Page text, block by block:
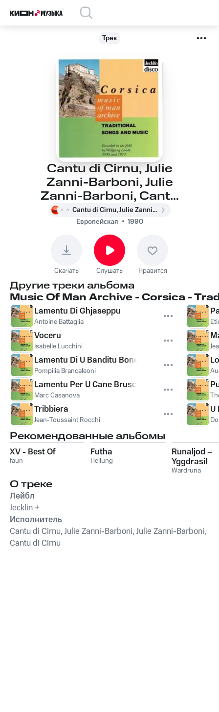
Трек
Cantu di Cirnu, Julie
Zanni-Barboni, Julie
Zanni-Barboni, Cantu
di Cirnu - Filastrocche
Cantu di Cirnu, Julie Zanni-Barboni, Julie Zanni-Barboni, Cantu di Cirnu
Европейская
1990
Скачать Слушать Нравится
Другие треки альбома
Music Of Man Archive - Corsica -
Lamentu Di Ghjaseppu
Antoine Battaglia
Voceru
Isabelle Lucchini
Lamentu Di U Banditu Bonelli
Pompilia Brancaleoni
Lamentu Per U Cane Bruscu
Marc Casanova
Tribbiera
Jean-Toussaint Rocchi
U
Рекомендованные альбомы
XV - Best Of
faun
Futha
Heilung
Runaljod –
Yggdrasil
Wardruna
О треке
Лейбл
Jecklin +
Исполнитель
Cantu di Cirnu, Julie Zanni-Barboni, Julie Zanni-Barboni,
Cantu di Cirnu